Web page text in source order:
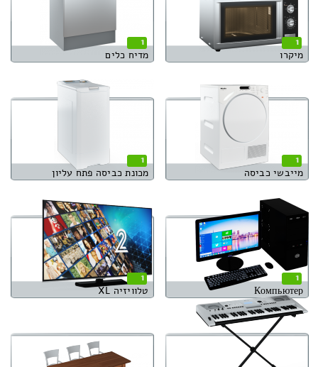
1
מיקרו
1
מדיח כלים
1
מייבשי כביסה
1
מכונת כביסה פתח עליון
1
Компьютер
1
טלוויזיה XL